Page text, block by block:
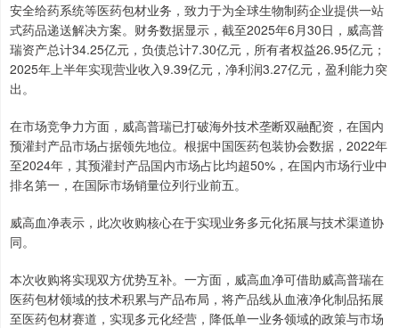
安全给药系统等医药包材业务，致力于为全球生物制药企业提供一站
式药品递送解决方案。财务数据显示，截至2025年6月30日，威高普
瑞资产总计34.25亿元，负债总计7.30亿元，所有者权益26.95亿元；
2025年上半年实现营业收入9.39亿元，净利润3.27亿元，盈利能力突
出。
在市场竞争力方面，威高普瑞已打破海外技术垄断双融配资，在国内
预灌封产品市场占据领先地位。根据中国医药包装协会数据，2022年
至2024年，其预灌封产品国内市场占比均超50%，在国内市场行业中
排名第一，在国际市场销量位列行业前五。
威高血净表示，此次收购核心在于实现业务多元化拓展与技术渠道协
同。
本次收购将实现双方优势互补。一方面，威高血净可借助威高普瑞在
医药包材领域的技术积累与产品布局，将产品线从血液净化制品拓展
至医药包材赛道，实现多元化经营，降低单一业务领域的政策与市场